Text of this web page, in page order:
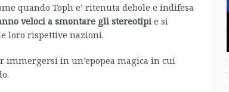
quando Toph e’ ritenuta debole e indifesa
veloci a smontare gli stereotipie si
loro rispettive nazioni.
immergersi in un’epopea magica in cui